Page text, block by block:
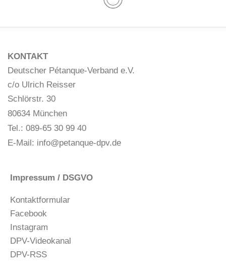
KONTAKT
Deutscher Pétanque-Verband e.V.
c/o Ulrich Reisser
Schlörstr. 30
80634 München
Tel.: 089-65 30 99 40
E-Mail: info@petanque-dpv.de
Impressum / DSGVO
Kontaktformular
Facebook
Instagram
DPV-Videokanal
DPV-RSS